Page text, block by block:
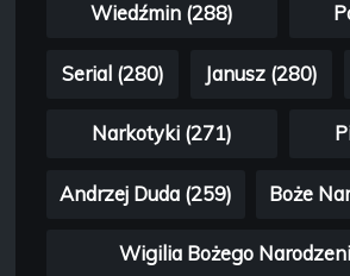
Wiedźmin (288)
Serial (280) Janusz (280)
Narkotyki (271)
Andrzej Duda (259) Boże
Wigilia Bożego